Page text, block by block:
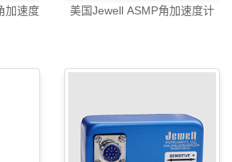
加速度
美国Jewell ASMP角加速度计